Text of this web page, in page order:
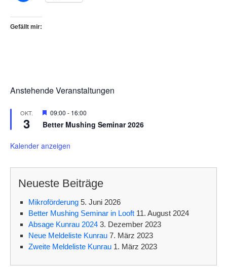
Gefällt mir:
Anstehende Veranstaltungen
OKT.
3
H
r
o
e
o
e
n
09:00 - 16:00
Better Mushing Seminar 2026
Kalender anzeigen
Neueste Beiträge
Mikroförderung 5. Juni 2026
Better Mushing Seminar in Looft 11. August 2024
Absage Kunrau 2024 3. Dezember 2023
Neue Meldeliste Kunrau 7. März 2023
Zweite Meldeliste Kunrau 1. März 2023